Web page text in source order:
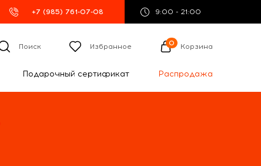
+7 (985) 761-07-08 9:00 - 21:00
Поиск Избранное 0 Корзина
Подарочный сертификат Распродажа